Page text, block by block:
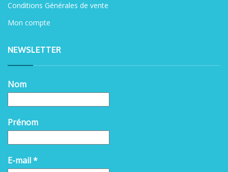
Conditions Générales de vente
Mon compte
NEWSLETTER
Nom
Prénom
E-mail*